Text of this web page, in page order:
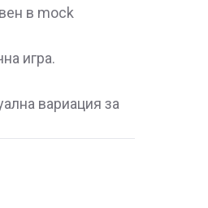
в mock
игра.
вариация за